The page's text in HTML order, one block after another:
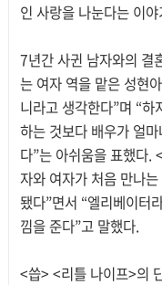
인 사랑을 나눈다는 이야
7년간 사귄 남자와의 결
는 여자 역을 맡은 성현
니라고 생각한다”며 “
하는 것보다 배우가 얼
다”는 아쉬움을 표했다.
자와 여자가 처음 만나
됐다”면서 “엘리베이터
낌을 준다”고 말했다.
<씁> <리틀 나이프>의